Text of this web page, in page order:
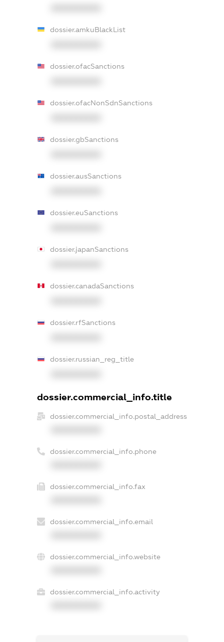
dossier.amkuBlackList
dossier.ofacSanctions
dossier.ofacNonSdnSanctions
dossier.gbSanctions
dossier.ausSanctions
dossier.euSanctions
dossier.japanSanctions
dossier.canadaSanctions
dossier.rfSanctions
dossier.russian_reg_title
dossier.commercial_info.title
dossier.commercial_info.postal_address
dossier.commercial_info.phone
dossier.commercial_info.fax
dossier.commercial_info.email
dossier.commercial_info.website
dossier.commercial_info.activity